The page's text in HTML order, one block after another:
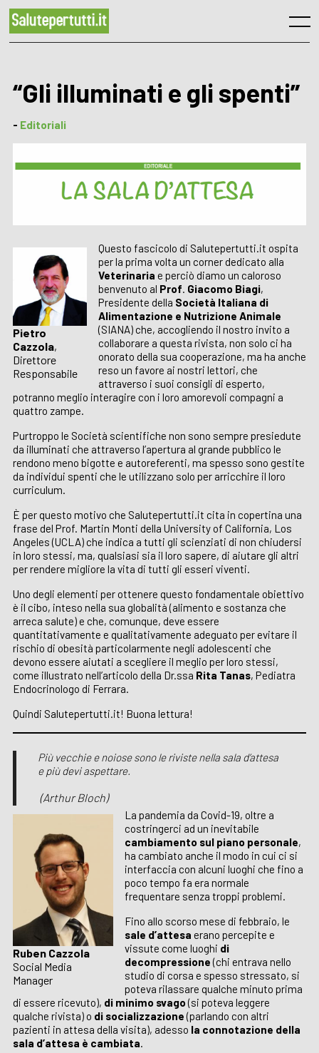
Skip
content
Menu
“Gli illuminati e gli spenti”
- Editoriali
Pietro
Cazzola,
Direttore
Responsabile
Questo fascicolo di Salutepertutti.it ospita
per la prima volta un corner dedicato alla
Veterinaria e perciò diamo un caloroso
benvenuto al Prof. Giacomo Biagi,
Presidente della Società Italiana di
Alimentazione e Nutrizione Animale
(SIANA) che, accogliendo il nostro invito a
collaborare a questa rivista, non solo ci ha
onorato della sua cooperazione, ma ha anche
reso un favore ai nostri lettori, che
attraverso i suoi consigli di esperto,
potranno meglio interagire con i loro amorevoli compagni a
quattro zampe.
Purtroppo le Società scientifiche non sono sempre presiedute
da illuminati che attraverso l’apertura al grande pubblico le
rendono meno bigotte e autoreferenti, ma spesso sono gestite
da individui spenti che le utilizzano solo per arricchire il loro
curriculum.
È per questo motivo che Salutepertutti.it cita in copertina una
frase del Prof. Martin Monti della University of California, Los
Angeles (UCLA) che indica a tutti gli scienziati di non chiudersi
in loro stessi, ma, qualsiasi sia il loro sapere, di aiutare gli altri
per rendere migliore la vita di tutti gli esseri viventi.
Uno degli elementi per ottenere questo fondamentale obiettivo
è il cibo, inteso nella sua globalità (alimento e sostanza che
arreca salute) e che, comunque, deve essere
quantitativamente e qualitativamente adeguato per evitare il
rischio di obesità particolarmente negli adolescenti che
devono essere aiutati a scegliere il meglio per loro stessi,
come illustrato nell’articolo della Dr.ssa Rita Tanas, Pediatra
Endocrinologo di Ferrara.
Quindi Salutepertutti.it! Buona lettura!
Più vecchie e noiose sono le riviste nella sala d’attesa
e più devi aspettare.
(Arthur Bloch)
Ruben Cazzola
Social Media
Manager
La pandemia da Covid-19, oltre a
costringerci ad un inevitabile
cambiamento sul piano personale,
ha cambiato anche il modo in cui ci si
interfaccia con alcuni luoghi che fino a
poco tempo fa era normale
frequentare senza troppi problemi.
Fino allo scorso mese di febbraio, le
sale d’attesa erano percepite e
vissute come luoghi di
decompressione(chi entrava nello
studio di corsa e spesso stressato, si
poteva rilassare qualche minuto prima
di essere ricevuto), di minimo svago(si poteva leggere
qualche rivista) o di socializzazione(parlando con altri
pazienti in attesa della visita), adesso la connotazione della
sala d’attesa è cambiata.